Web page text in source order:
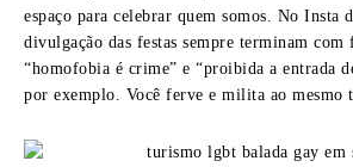
espaço para celebrar quem somos. No Insta
divulgação das festas sempre terminam com
“homofobia é crime” e “proibida a entrada
por exemplo. Você ferve e milita ao mesmo